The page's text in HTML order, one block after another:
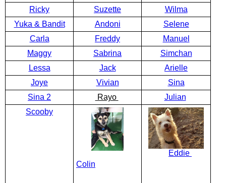
Ricky Suzette
Wilma
Yuka & Bandit
Andoni
Selene
Carla
Freddy
Manuel
Maggy
Sabrina
Simchan
Lessa
Jack
Arielle
Joye
Vivian
Sina
Sina 2
Rayo
Julian
Scooby
Colin
Eddie